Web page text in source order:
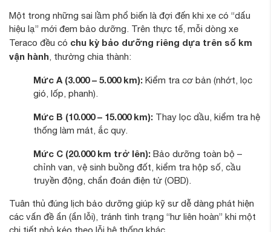
Một trong những sai lầm phổ biến là đợi đến khi xe có “dấu
hiệu lạ” mới đem bảo dưỡng. Trên thực tế, mỗi dòng xe
Teraco đều có chu kỳ bảo dưỡng riêng dựa trên số km
vận hành, thường chia thành:
Mức A (3.000 – 5.000 km): Kiểm tra cơ bản (nhớt, lọc
gió, lốp, phanh).
Mức B (10.000 – 15.000 km): Thay lọc dầu, kiểm tra hệ
thống làm mát, ắc quy.
Mức C (20.000 km trở lên): Bảo dưỡng toàn bộ –
chỉnh van, vệ sinh buồng đốt, kiểm tra hộp số, cầu
truyền động, chẩn đoán điện tử (OBD).
Tuân thủ đúng lịch bảo dưỡng giúp kỹ sư dễ dàng phát hiện
các vấn đề ẩn (ẩn lỗi), tránh tình trạng “hư liên hoàn” khi một
chi tiết nhỏ kéo theo lỗi hệ thống khác .